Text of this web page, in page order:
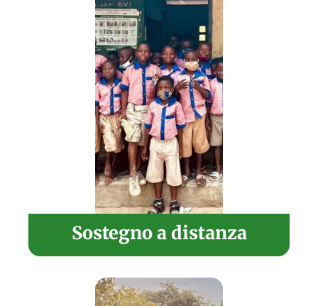
Sostegno a distanza